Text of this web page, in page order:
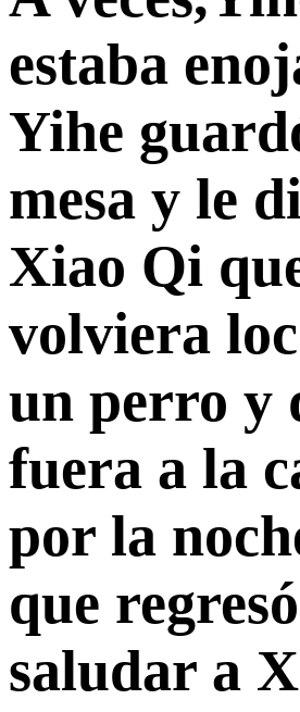
estaba
Yihe
mesa y le
Xiao Qi
volviera
un perro y
fuera a la
por la
que
saludar a